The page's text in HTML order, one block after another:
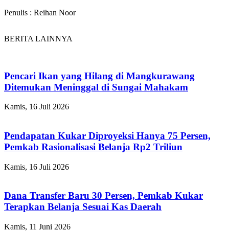
Penulis : Reihan Noor
BERITA LAINNYA
Pencari Ikan yang Hilang di Mangkurawang
Ditemukan Meninggal di Sungai Mahakam
Kamis, 16 Juli 2026
Pendapatan Kukar Diproyeksi Hanya 75 Persen,
Pemkab Rasionalisasi Belanja Rp2 Triliun
Kamis, 16 Juli 2026
Dana Transfer Baru 30 Persen, Pemkab Kukar
Terapkan Belanja Sesuai Kas Daerah
Kamis, 11 Juni 2026